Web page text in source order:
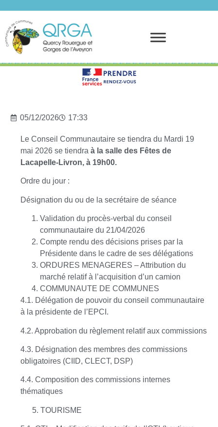
05/12/2026 17:33
Le Conseil Communautaire se tiendra du Mardi 19
mai 2026 se tiendra à la salle des Fêtes de
Lacapelle-Livron, à 19h00.
Ordre du jour :
Désignation du ou de la secrétaire de séance
Validation du procès-verbal du conseil
communautaire du 21/04/2026
Compte rendu des décisions prises par la
Présidente dans le cadre de ses délégations
ORDURES MENAGERES – Attribution du
marché relatif à l’acquisition d’un camion
COMMUNAUTE DE COMMUNES
4.1. Délégation de pouvoir du conseil communautaire
à la présidente de l’EPCI.
4.2. Approbation du règlement relatif aux commissions
4.3. Désignation des membres des commissions
obligatoires (CIID, CLECT, DSP)
4.4. Composition des commissions internes
thématiques
5. TOURISME